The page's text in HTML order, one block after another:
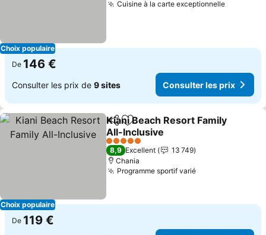
Choix populaire
Cuisine à la carte exceptionnelle
De 146 €
Consulter les prix de 9 sites Consulter les prix
Choix populaire
PartagerAjouter à mes favoris
Kiani Beach Resort Family
All-Inclusive
Consulter les prix
5 Étoiles
8,9 Excellent
13 749
Chania
Programme sportif variéConsulter les
De 119 €